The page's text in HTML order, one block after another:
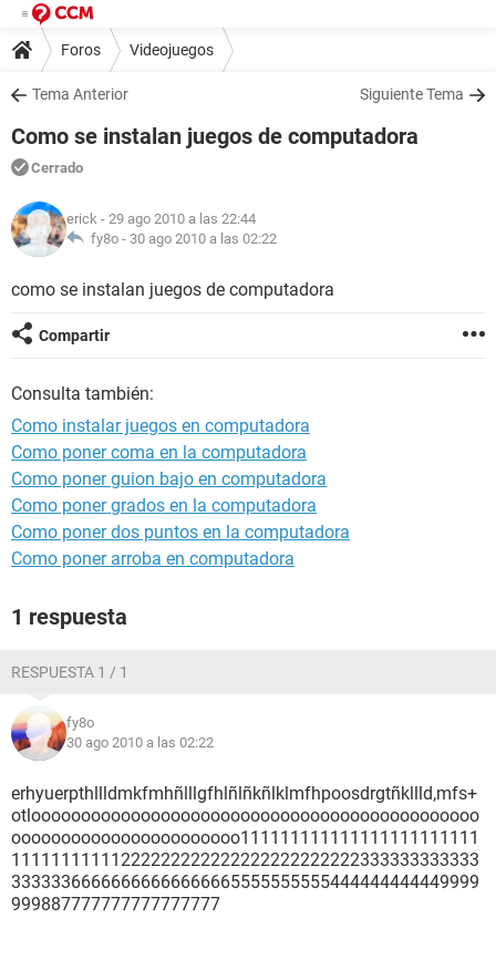
Foros Videojuegos
Tema Anterior Siguiente Tema
Como se instalan juegos de computadora
Cerrado
erick - 29 ago 2010 a las 22:44
fy8o - 30 ago 2010 a las 02:22
como se instalan juegos de computadora
Compartir
Consulta también:
Como instalar juegos en computadora
Como poner coma en la computadora
Como poner guion bajo en computadora
Como poner grados en la computadora
Como poner dos puntos en la computadora
Como poner arroba en computadora
1 respuesta
RESPUESTA 1 / 1
fy8o
30 ago 2010 a las 02:22
erhyuerpthllldmkfmhñlllgfhlñlñkñlklmfhpoosdrgtñkllld,mfs+
otlooooooooooooooooooooooooooooooooooooooooooooo
ooooooooooooooooooooooo111111111111111111111111
11111111111222222222222222222222222333333333333
33333366666666666666665555555555444444444449999
999887777777777777777